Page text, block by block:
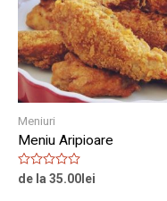
Meniuri
Meniu Aripioare
Rated
de la 35.00 lei